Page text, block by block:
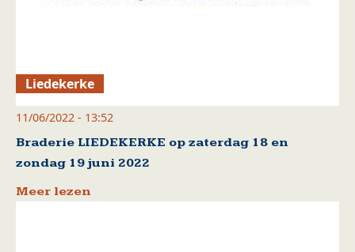
Liedekerke
11/06/2022 - 13:52
Braderie LIEDEKERKE op zaterdag 18 en
zondag 19 juni 2022
Meer lezen